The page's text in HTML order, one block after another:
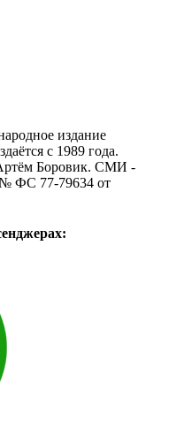
издание
с 1989 года.
Боровик. CМИ -
№ ФС 77-79634 от